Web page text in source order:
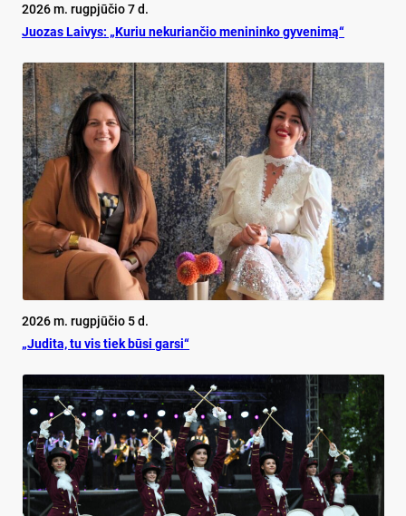
2026 m. rugpjūčio 7 d.
Juo­zas Lai­vys: „Ku­riu ne­ku­rian­čio me­ni­nin­ko gy­ve­ni­mą“
2026 m. rugpjūčio 5 d.
„Judita, tu vis tiek būsi garsi“